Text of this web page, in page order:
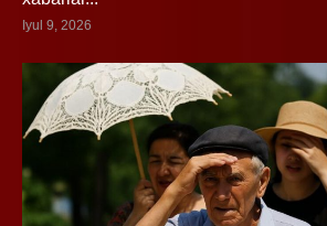
Iyul 9, 2026